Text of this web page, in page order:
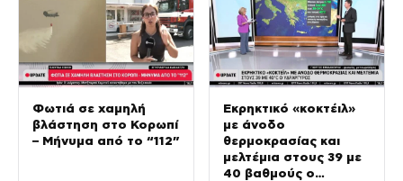
Φωτιά σε χαμηλή
βλάστηση στο Κορωπί
– Μήνυμα από το “112”
Εκρηκτικό «κοκτέιλ»
με άνοδο
θερμοκρασίας και
μελτέμια στους 39 με
40 βαθμούς ο